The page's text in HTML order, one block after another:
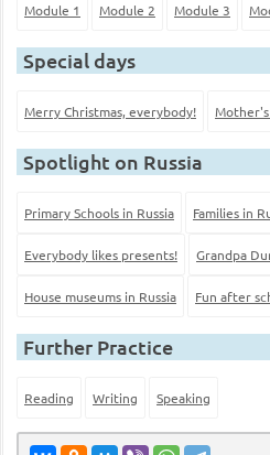
Module 1 Module 2 Module 3
Special days
Merry Christmas, everybody!
Spotlight on Russia
Primary Schools in Russia Families in
Everybody likes presents! Grandpa
House museums in Russia Fun after
Further Practice
Reading Writing Speaking